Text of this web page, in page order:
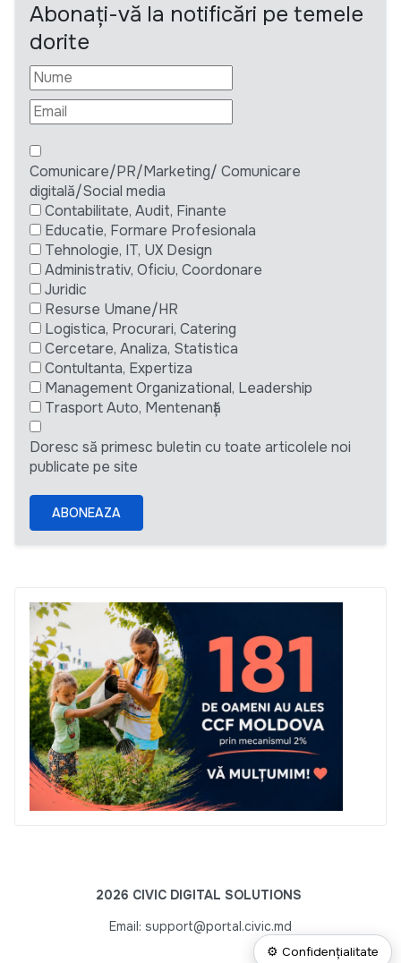
Abonați-vă la notificări pe temele
dorite
Comunicare/PR/Marketing/ Comunicare
digitală/Social media
Contabilitate, Audit, Finante
Educatie, Formare Profesionala
Tehnologie, IT, UX Design
Administrativ, Oficiu, Coordonare
Juridic
Resurse Umane/HR
Logistica, Procurari, Catering
Cercetare, Analiza, Statistica
Contultanta, Expertiza
Management Organizational, Leadership
Trasport Auto, Mentenanță
Doresc să primesc buletin cu toate articolele noi
publicate pe site
ABONEAZA
2026 CIVIC DIGITAL SOLUTIONS
Email: support@portal.civic.md
⚙ Confidențialitate